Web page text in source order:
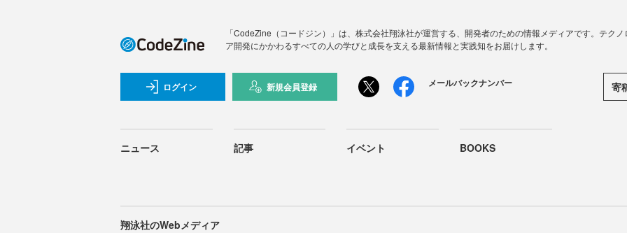
「CodeZine（コードジン）」は、株式会社翔泳社が運営する、開発者のための情報メディアです。テク
ア開発にかかわるすべての人の学びと成長を支える最新情報と実践知をお届けします。
ログイン 新規会員登録 メールバックナンバー 寄
ニュース 記事 イベント BOOKS
翔泳社のWebメディア